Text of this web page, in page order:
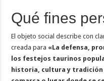
Qué fines
El objeto social describe con
creada para «La defensa,
los festejos taurinos
historia, cultura y